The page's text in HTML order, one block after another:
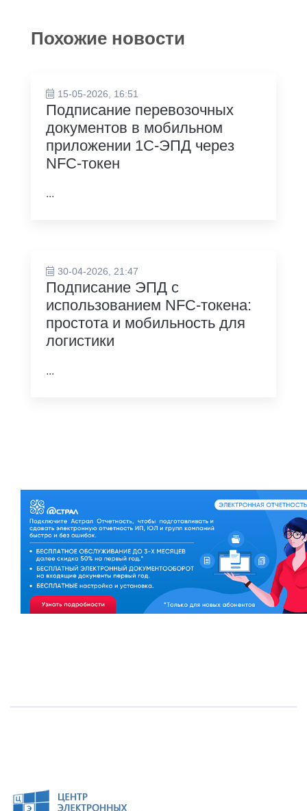
Похожие новости
15-05-2026, 16:51
Подписание перевозочных
документов в мобильном
приложении 1С-ЭПД через
NFC-токен
...
30-04-2026, 21:47
Подписание ЭПД с
использованием NFC-токена:
простота и мобильность для
логистики
...